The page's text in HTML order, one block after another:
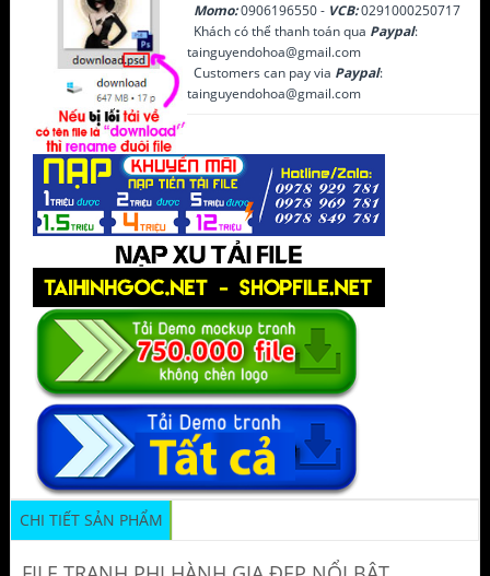
Momo:0906196550 - VCB:0291000250717
Khách có thể thanh toán qua Paypal:
tainguyendohoa@gmail.com
Customers can pay via Paypal:
tainguyendohoa@gmail.com
CHI TIẾT SẢN PHẨM